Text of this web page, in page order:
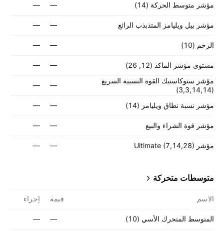
مؤشر متوسط الحركة (14) —
—
مؤشر بيل ويليامز المتذبذب الرائع —
—
الزخم (10) —
—
مستوى مؤشر الماكد (12, 26) —
—
مؤشر ستوكاستيك القوة النسبية السريع
(3,3,14,14)
—
—
مؤشر نسبة نطاق ويليامز (14) —
—
مؤشر قوة الشراء والبيع —
—
مؤشر Ultimate (7,14,28) —
—
متوسطات متحركة
الاسم قيمة إجراء
المتوسط المتحرك الأسي (‎10‎) —
—